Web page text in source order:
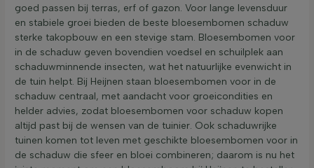
goed passen bij terras, erf of gazon. Voor lange levensduur
en stabiele groei bieden de beste bloesembomen schaduw
sterke takopbouw en een stevige stam. Bloesembomen voor
in de schaduw geven bovendien voedsel en schuilplek aan
schaduwminnende insecten, wat het natuurlijke evenwicht in
de tuin helpt. Bij Heijnen staan bloesembomen voor in de
schaduw centraal, met aandacht voor groeicondities en
helder advies, zodat bloesembomen voor schaduw kopen
altijd past bij de wensen van de tuinier. Ook schaduwrijke
tuinen komen tot leven met geschikte bloesembomen voor in
de schaduw die sfeer en bloei combineren; daarom is nu het